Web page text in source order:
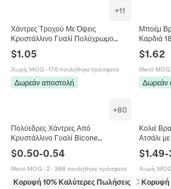
+11
Χάντρες Τροχού Με Όψεις
Κρυστάλλινο Γυαλί Πολύχρωμο
Υλικό DIY Κατασκευή Κοσμημάτων
Για Κολιέ Βραχιόλι
$1.05
Χωρίς MOQ · 176 πουλήθηκε πρόσφατα
Δωρεάν αποστολή
Μποέμ
Καρδιά
Χάντρες
Γυναίκες
$1.62
Μικτό MOQ
Δωρεάν
+80
Πολύεδρες Χάντρες Από
Κρυστάλλινο Γυαλί Bicone
Κατασκευή Κοσμημάτων DIY
Βραχιόλι Κολιέ Χειροτεχνία
$0.50-0.54
Μικτό MOQ : 2· 368 πουλήθηκε πρόσφατα
Κορυφή 10% Καλύτερες Πωλήσεις σε Χάντρες
Κολιέ
Ατσάλι
Σμάλτου
$1.49-
Χωρίς MOQ
Κορυφή